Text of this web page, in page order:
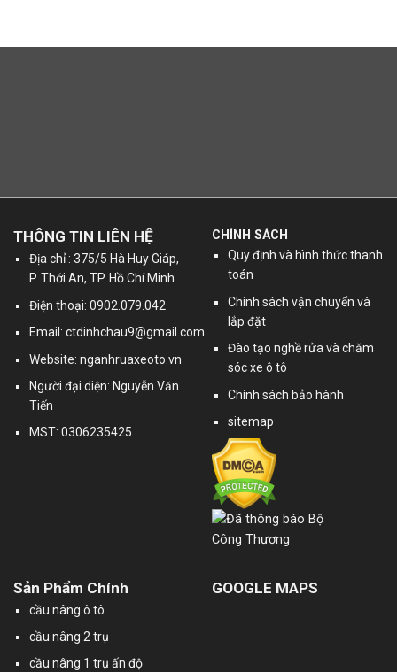
THÔNG TIN LIÊN HỆ
Địa chỉ : 375/5 Hà Huy Giáp,
P. Thới An, TP. Hồ Chí Minh
Điện thoại: 0902.079.042
Email:ctdinhchau9@gmail.com
Website: nganhruaxeoto.vn
Người đại diện: Nguyễn Văn
Tiến
MST: 0306235425
CHÍNH SÁCH
Quy định và hình thức thanh
toán
Chính sách vận chuyển và
lắp đặt
Đào tạo nghề rửa và chăm
sóc xe ô tô
Chính sách bảo hành
sitemap
Sản Phẩm Chính
cầu nâng ô tô
cầu nâng 2 trụ
cầu nâng 1 trụ ấn độ
GOOGLE MAPS